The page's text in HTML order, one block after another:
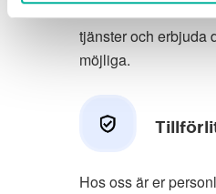
feedback så att vi
tjänster och erbjuda
möjliga.
Hos oss är er